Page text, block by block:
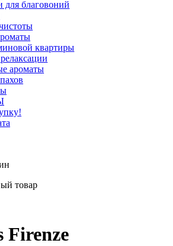
для благовоний
квартиры
ароматы
товар
Firenze